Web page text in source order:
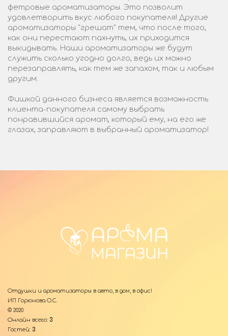
фетровые ароматизаторы. Это позволит
удовлетворить вкус любого покупателя! Другие
ароматизаторы "грешат" тем, что после того,
как они перестают пахнуть, их приходится
выкидывать. Наши ароматизаторы же будут
служить сколько угодно долго, ведь их можно
перезаправлять, как тем же запахом, так и любым
другим.
Фишкой данного бизнеса является возможность
клиента-покупателя самому выбрать
понравившийся аромат, который ему, на его же
глазах, заправляют в выбранный ароматизатор!
Отдушки и ароматизаторы в авто, в дом, в офис!
ИП Горюнова О.С.
© 2020
Онлайн всего: 3
Гостей: 3